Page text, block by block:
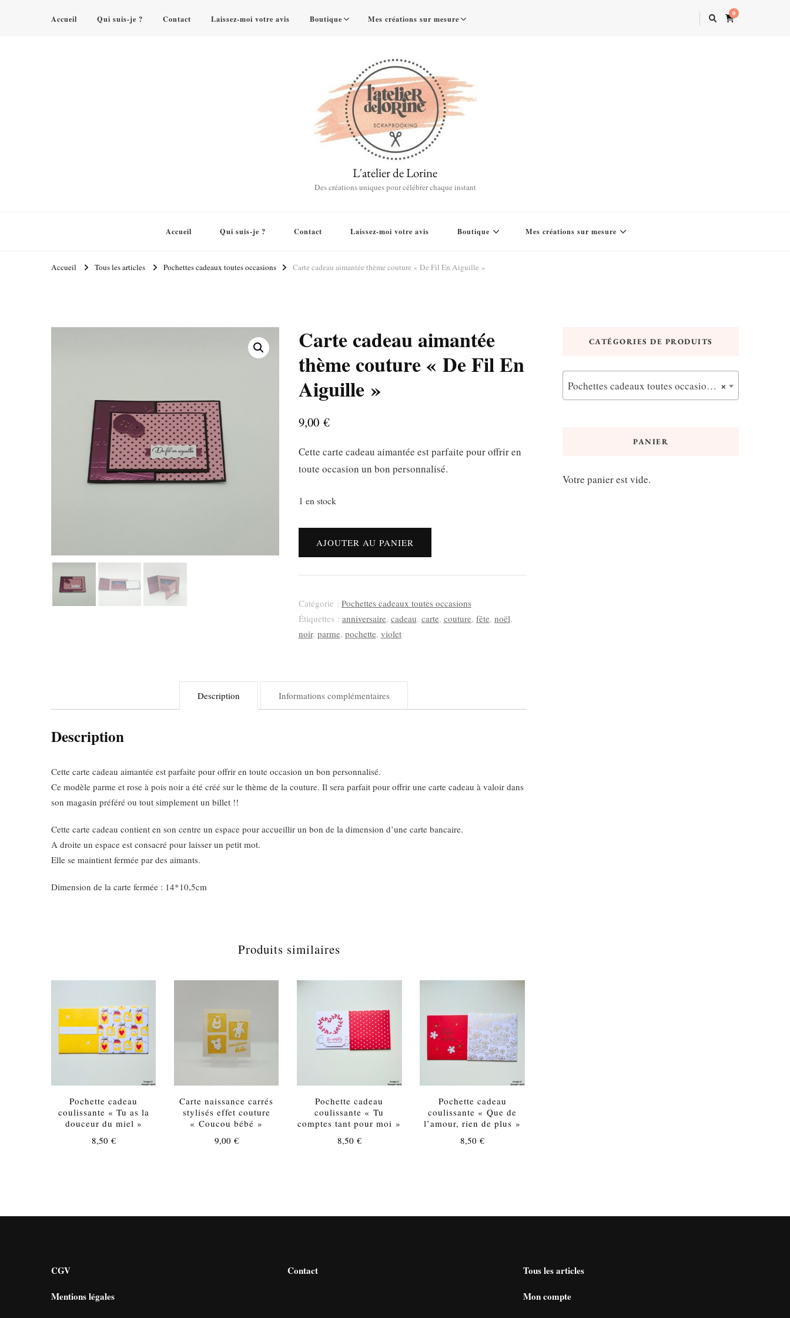
Accueil Qui suis-je ? Contact Laissez-moi votre avis Boutique Mes créations sur mesure
0
L'atelier de Lorine
Des créations uniques pour célébrer chaque instant
Accueil Qui suis-je ? Contact Laissez-moi votre avis Boutique Mes créations sur mesure
Accueil Tous les articles Pochettes cadeaux toutes occasions Carte cadeau aimantée thème couture « De Fil En Aiguille »
Carte cadeau aimantée
thème couture « De Fil En
Aiguille »
9,00 €
Cette carte cadeau aimantée est parfaite pour offrir en
toute occasion un bon personnalisé.
1 en stock
quantité
aimantée
thème
couture
En
Aiguille"
AJOUTER AU PANIER
Catégorie : Pochettes cadeaux toutes occasions
Étiquettes : anniversaire, cadeau, carte, couture, fête, noël,
noir, parme, pochette, violet
Description Informations complémentaires
Description
Cette carte cadeau aimantée est parfaite pour offrir en toute occasion un bon personnalisé.
Ce modèle parme et rose à pois noir a été créé sur le thème de la couture. Il sera parfait pour offrir une carte cadeau à valoir dans
son magasin préféré ou tout simplement un billet !!
Cette carte cadeau contient en son centre un espace pour accueillir un bon de la dimension d’une carte bancaire.
A droite un espace est consacré pour laisser un petit mot.
Elle se maintient fermée par des aimants.
Dimension de la carte fermée : 14*10,5cm
Produits similaires
Pochette cadeau
coulissante « Tu as la
douceur du miel »
8,50 €
Carte naissance carrés
stylisés effet couture
« Coucou bébé »
9,00 €
Pochette cadeau
coulissante « Tu
comptes tant pour moi »
8,50 €
Pochette cadeau
coulissante « Que de
l’amour, rien de plus »
8,50€
CATÉGORIES DE PRODUITS
×
Pochettes cadeaux toutes occasions (12)
PANIER
Votre panier est vide.
CGV
Mentions légales
Contact
Tous les articles
Mon compte